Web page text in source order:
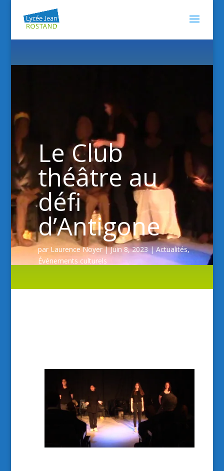
Le Club
théâtre au
défi
d’Antigone
par Laurence Noyer|Juin 8, 2023|Actualités,
Événements culturels